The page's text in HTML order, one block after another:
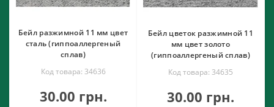
Бейл разжимной 11 мм цвет
сталь (гиппоаллергеный
сплав)
Код товара: 34636
30.00 грн.
Бейл цветок разжимной 11
мм цвет золото
(гиппоаллергеный сплав)
Код товара: 34635
30.00 грн.